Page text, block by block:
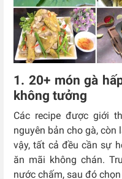
1. 20+ món gà
không tưởng
Các recipe được giới
nguyên bản cho gà,
vậy, tất cả đều cần sự
ăn mãi không chán.
nước chấm, sau đó